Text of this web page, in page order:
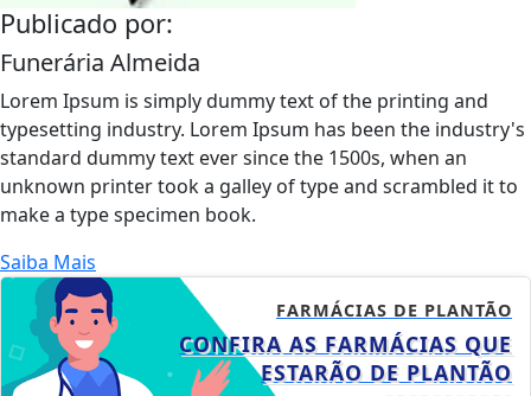
Publicado por:
Funerária Almeida
Lorem Ipsum is simply dummy text of the printing and
typesetting industry. Lorem Ipsum has been the industry's
standard dummy text ever since the 1500s, when an
unknown printer took a galley of type and scrambled it to
make a type specimen book.
Saiba Mais
FARMÁCIAS DE PLANTÃO
CONFIRA AS FARMÁCIAS QUE
ESTARÃO DE PLANTÃO